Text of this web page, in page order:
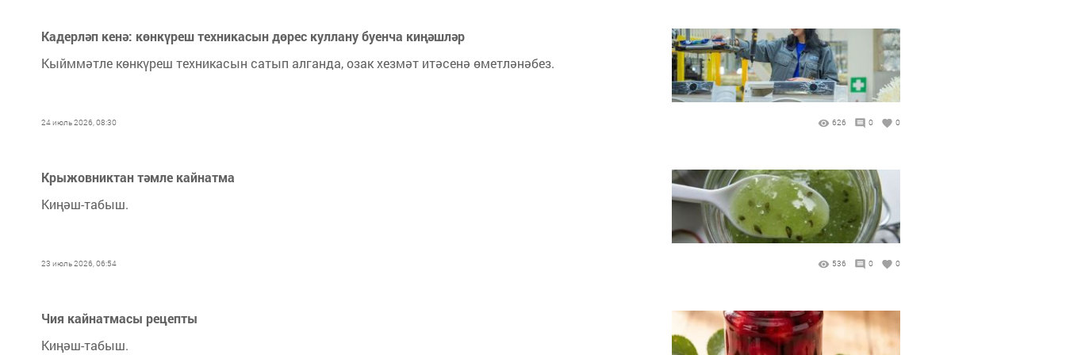
Кадерләп кенә: көнкүреш техникасын дөрес куллану буенча киңәшләр
Кыйммәтле көнкүреш техникасын сатып алганда, озак хезмәт итәсенә өметләнәбез.
24 июль 2026, 08:30 626 0 0
Крыжовниктан тәмле кайнатма
Киңәш-табыш.
23 июль 2026, 06:54 536 0 0
Чия кайнатмасы рецепты
Киңәш-табыш.